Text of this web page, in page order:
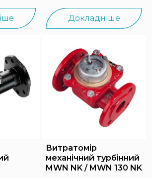
Докладніше
Витратомір
механічний турбінний
MWN NK / MWN 130 NK